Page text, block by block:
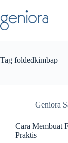
to
content
Tag foldedkimbap
Geniora
Cara Membuat
Praktis